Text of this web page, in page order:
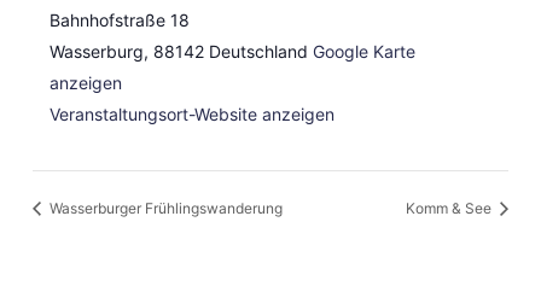
Bahnhofstraße 18
Wasserburg, 88142 Deutschland Google Karte
anzeigen
Veranstaltungsort-Website anzeigen
Wasserburger Frühlingswanderung Komm & See